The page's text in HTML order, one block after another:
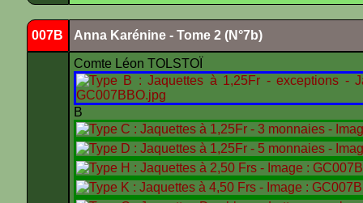
007B Anna Karénine - Tome 2 (N°7b)
Comte Léon TOLSTOÏ
B